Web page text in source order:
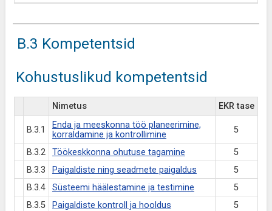
B.3 Kompetentsid
Kohustuslikud kompetentsid
Nimetus EKR tase
B.3.1
Enda ja meeskonna töö planeerimine,
korraldamine ja kontrollimine
5
B.3.2 Töökeskkonna ohutuse tagamine
5
B.3.3
Paigaldiste ning seadmete paigaldus
5
B.3.4
Süsteemi häälestamine ja testimine
5
B.3.5
Paigaldiste kontroll ja hooldus
5